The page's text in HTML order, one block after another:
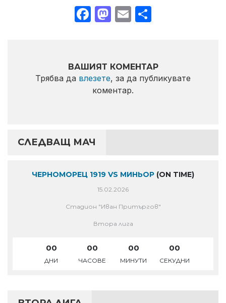
Facebook
Mastodon
Email
ВАШИЯТ КОМЕНТАР
Трябва да влезете, за да публикувате
коментар.
СЛЕДВАЩ МАЧ
ЧЕРНОМОРЕЦ 1919 VS МИНЬОР (ON TIME)
15.02.2026
Стадион "Иван Притъргов"
Втора лига
00
ДНИ
00
ЧАСОВЕ
00
МИНУТИ
00
СЕКУДНИ